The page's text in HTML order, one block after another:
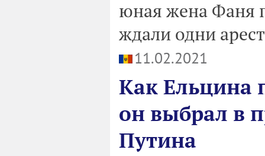
юная жена Фаня
ждали одни
11.02.2021
Как Ельцина
он выбрал в
Путина